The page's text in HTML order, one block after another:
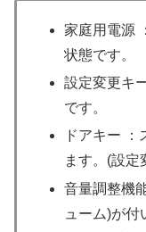
家庭用電源
状態です。
設定変更キ
です。
ドアキー
ます。(設定
音量調整機
ューム)が付